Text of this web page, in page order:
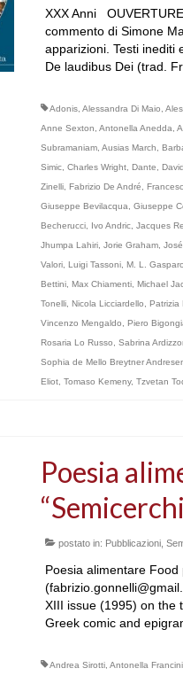
XXX Anni
commento di Simone
apparizioni. Testi inediti
De laudibus Dei (trad.
Adonis, Alessandra Di Maio
Anne Sexton Antonella Anedda
Subramaniam, Ausias March
Simic, Charles Wright, Dante
Zinelli, Fabrizio De André
Giuseppe Bevilacqua
Giuseppe
Becherucci, Ivo Andric, Jacques
Jhumpa Lahiri, Jorie Graham,
Valori, Luigi Tassoni, M. L.
Bettini, Max Chiamenti, Michael
Tonelli, Nicola Licciardello Patrizia
Vincenzo Mengaldo
Piero
Rosaria Lo Russo
Sabrina
Sophia de Mello Breytner
Eliot, Tomaso Kemeny, Tzvetan
Poesia
postato in: Pubblicazioni,
Poesia alimentare
XIII issue (1995) on the
Greek comic and
Andrea Sirotti, Antonella Francini,